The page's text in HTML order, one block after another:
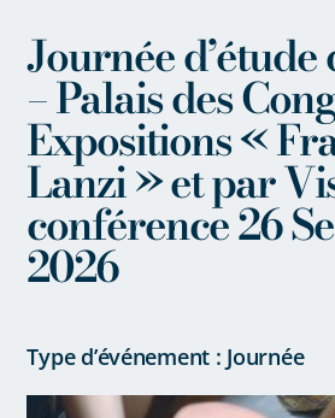
Journée d’étude
– Palais des
Expositions «
Lanzi » et par
conférence 26
2026
Type d’événement : Journée